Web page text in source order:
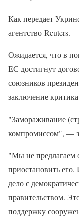
Как передает
агентство Reuters.
Ожидается, что в
ЕС достигнут
союзников
заключение
"Замораживание
компромиссом", —
"Мы не предлагаем
приостановить
дело с
правительством.
поддержку